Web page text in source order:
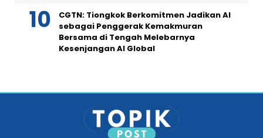
CGTN: Tiongkok Berkomitmen Jadikan AI
sebagai Penggerak Kemakmuran
Bersama di Tengah Melebarnya
Kesenjangan AI Global